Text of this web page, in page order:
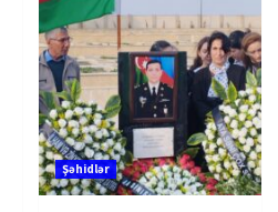
Şəhidlər